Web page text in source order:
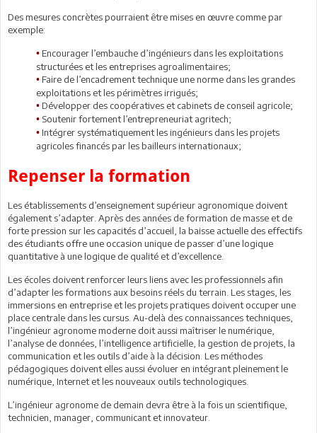
Des mesures concrètes pourraient être mises en œuvre comme par
exemple:
• Encourager l’embauche d’ingénieurs dans les exploitations
structurées et les entreprises agroalimentaires;
• Faire de l’encadrement technique une norme dans les grandes
exploitations et les périmètres irrigués;
• Développer des coopératives et cabinets de conseil agricole;
• Soutenir fortement l’entrepreneuriat agritech;
• Intégrer systématiquement les ingénieurs dans les projets
agricoles financés par les bailleurs internationaux;
Repenser la formation
Les établissements d’enseignement supérieur agronomique doivent
également s’adapter. Après des années de formation de masse et de
forte pression sur les capacités d’accueil, la baisse actuelle des effectifs
des étudiants offre une occasion unique de passer d’une logique
quantitative à une logique de qualité et d’excellence.
Les écoles doivent renforcer leurs liens avec les professionnels afin
d’adapter les formations aux besoins réels du terrain. Les stages, les
immersions en entreprise et les projets pratiques doivent occuper une
place centrale dans les cursus. Au-delà des connaissances techniques,
l’ingénieur agronome moderne doit aussi maîtriser le numérique,
l’analyse de données, l’intelligence artificielle, la gestion de projets, la
communication et les outils d’aide à la décision. Les méthodes
pédagogiques doivent elles aussi évoluer en intégrant pleinement le
numérique, Internet et les nouveaux outils technologiques.
L’ingénieur agronome de demain devra être à la fois un scientifique,
technicien, manager, communicant et innovateur.